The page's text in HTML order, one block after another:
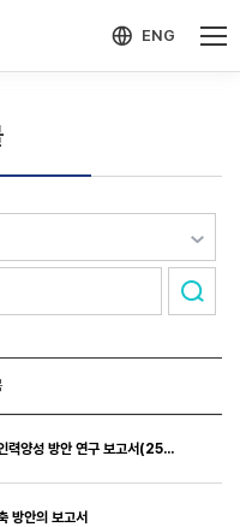
ENG
글로벌 원자력산업 도약을 위한 원자력 인력양성 방안 연구 보고서(25.12)
방안의 보고서